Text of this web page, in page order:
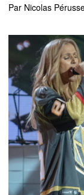
Par Nicolas